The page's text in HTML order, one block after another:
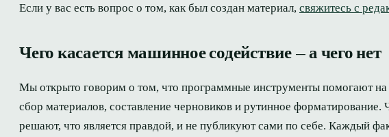
Если у вас есть вопрос о том, как был создан материал, свяжитесь с
Чего касается машинное содействие — а чего нет
Мы открыто говорим о том, что программные инструменты помогают на
сбор материалов, составление черновиков и рутинное
решают, что является правдой, и не публикуют сами по себе. Каждый